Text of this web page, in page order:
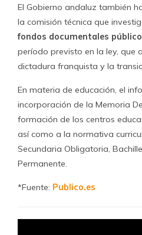
El Gobierno andaluz también
la comisión técnica que
fondos documentales
período previsto en la ley, que
dictadura franquista y la
En materia de educación, el
incorporación de la Memoria
formación de los centros
así como a la normativa
Secundaria Obligatoria,
Permanente.
*Fuente: Publico.es